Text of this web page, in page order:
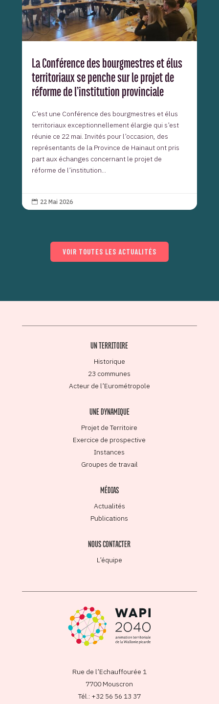
La Conférence des bourgmestres et élus
territoriaux se penche sur le projet de
réforme de l’institution provinciale
C’est une Conférence des bourgmestres et élus
territoriaux exceptionnellement élargie qui s’est
réunie ce 22 mai. Invités pour l’occasion, des
représentants de la Province de Hainaut ont pris
part aux échanges concernant le projet de
réforme de l’institution...
 22 Mai 2026
VOIR TOUTES LES ACTUALITÉS
UN TERRITOIRE
Historique
23 communes
Acteur de l’Eurométropole
UNE DYNAMIQUE
Projet de Territoire
Exercice de prospective
Instances
Groupes de travail
MÉDIAS
Actualités
Publications
NOUS CONTACTER
L’équipe
Rue de l’Echauffourée 1
7700 Mouscron
Tél.: +32 56 56 13 37